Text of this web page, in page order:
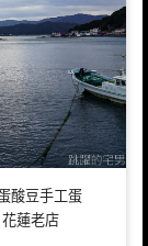
酸豆手工蛋
蓮老店